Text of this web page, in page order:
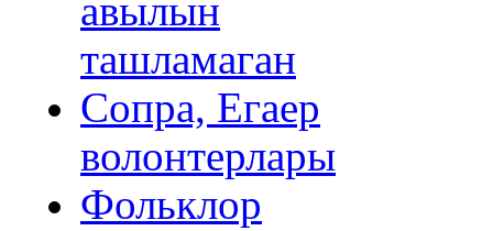
авылын
ташламаган
Сопра, Егаер
волонтерлары
Фольклор